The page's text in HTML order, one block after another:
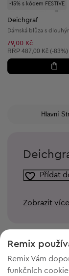
-15% s kódem FESTIVE
Deichgraf
Dámská blůza s
79,00 Kč
Doporučená cena:
RRP 487,00 Kč (-83%)
Hlavní
Přídat
Zobrazit více
Remix
Remix Vám
funkčních